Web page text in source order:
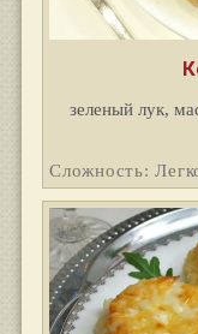
зеленый лук,
Сложность: